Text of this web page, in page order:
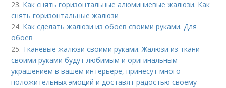
23. Как снять горизонтальные алюминиевые жалюзи. Как
снять горизонтальные жалюзи
24. Как сделать жалюзи из обоев своими руками. Для
обоев
25. Тканевые жалюзи своими руками. Жалюзи из ткани
своими руками будут любимым и оригинальным
украшением в вашем интерьере, принесут много
положительных эмоций и доставят радостью своему